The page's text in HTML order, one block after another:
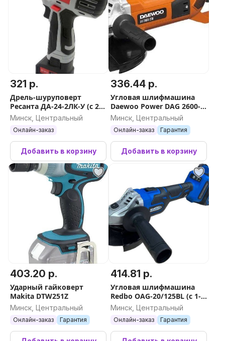
321 р.
Дрель-шуруповерт
Ресанта ДА-24-2ЛК-У (с 2-
мя АКБ, кейс)
Минск, Центральный
Онлайн-заказ
Добавить в корзину
336.44 р.
Угловая шлифмашина
Daewoo Power DAG 2600-
230
Минск, Центральный
Онлайн-заказ Гарантия
Добавить в корзину
403.20 р.
Ударный гайковерт
Makita DTW251Z
Минск, Центральный
Онлайн-заказ Гарантия
414.81 р.
Угловая шлифмашина
Redbo OAG-20/125BL (с 1-м
АКБ, кейс)
Минск, Центральный
Онлайн-заказ Гарантия